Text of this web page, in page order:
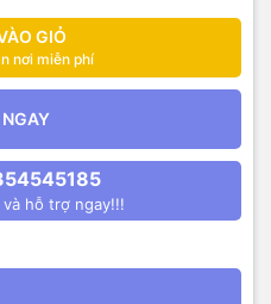
GIỎ
nơi miễn phí
hỗ trợ ngay!!!